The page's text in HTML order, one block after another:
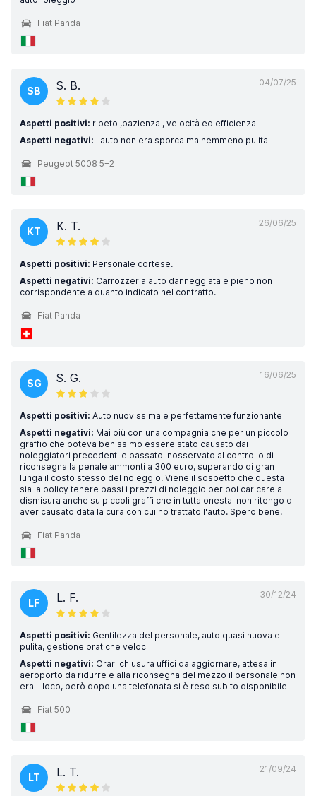
Fiat Panda
04/07/25
SB S. B.
Aspetti positivi: ripeto ,pazienza , velocità ed efficienza
Aspetti negativi: l'auto non era sporca ma nemmeno pulita
Peugeot 5008 5+2
26/06/25
KT K. T.
Aspetti positivi: Personale cortese.
Aspetti negativi: Carrozzeria auto danneggiata e pieno non
corrispondente a quanto indicato nel contratto.
Fiat Panda
16/06/25
SG S. G.
Aspetti positivi: Auto nuovissima e perfettamente funzionante
Aspetti negativi: Mai più con una compagnia che per un piccolo
graffio che poteva benissimo essere stato causato dai
noleggiatori precedenti e passato inosservato al controllo di
riconsegna la penale ammonti a 300 euro, superando di gran
lunga il costo stesso del noleggio. Viene il sospetto che questa
sia la policy tenere bassi i prezzi di noleggio per poi caricare a
dismisura anche su piccoli graffi che in tutta onesta' non ritengo di
aver causato data la cura con cui ho trattato l'auto. Spero bene.
Fiat Panda
30/12/24
LF L. F.
Aspetti positivi: Gentilezza del personale, auto quasi nuova e
pulita, gestione pratiche veloci
Aspetti negativi: Orari chiusura uffici da aggiornare, attesa in
aeroporto da ridurre e alla riconsegna del mezzo il personale non
era il loco, però dopo una telefonata si è reso subito disponibile
Fiat 500
21/09/24
LT L. T.